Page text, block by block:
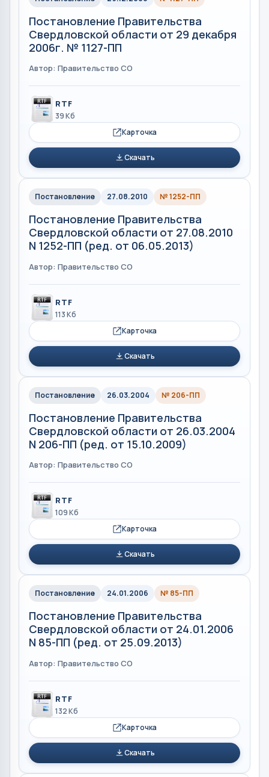
Постановление Правительства
Свердловской области от 29 декабря
2006г. № 1127-ПП
Автор: Правительство СО
RTF
39 Кб
Карточка
Скачать
Постановление 27.08.2010 № 1252-ПП
Постановление Правительства
Свердловской области от 27.08.2010
N 1252-ПП (ред. от 06.05.2013)
Автор: Правительство СО
RTF
113 Кб
Карточка
Скачать
Постановление 26.03.2004 № 206-ПП
Постановление Правительства
Свердловской области от 26.03.2004
N 206-ПП (ред. от 15.10.2009)
Автор: Правительство СО
RTF
109 Кб
Карточка
Скачать
Постановление 24.01.2006 № 85-ПП
Постановление Правительства
Свердловской области от 24.01.2006
N 85-ПП (ред. от 25.09.2013)
Автор: Правительство СО
RTF
132 Кб
Карточка
Скачать